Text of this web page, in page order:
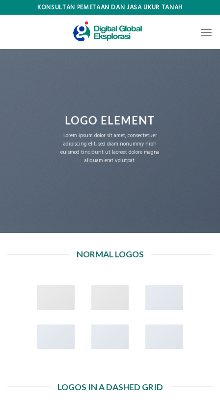
KONSULTAN PEMETAAN DAN JASA UKUR TANAH
LOGO ELEMENT
Lorem ipsum dolor sit amet, consectetuer
adipiscing elit, sed diam nonummy nibh
euismod tincidunt ut laoreet dolore magna
aliquam erat volutpat.
NORMAL LOGOS
LOGOS IN A DASHED GRID